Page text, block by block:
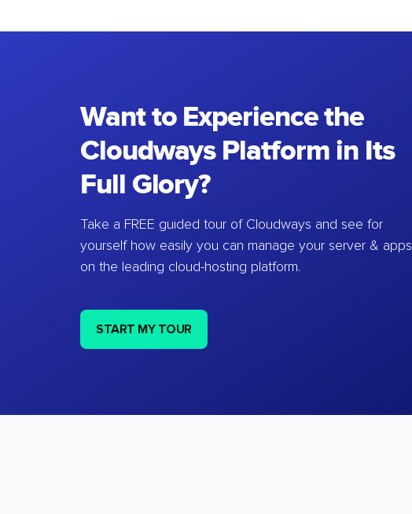
Want to Experience the
Cloudways Platform in Its
Full Glory?
Take a FREE guided tour of Cloudways and see for
yourself how easily you can manage your server & apps
on the leading cloud-hosting platform.
START MY TOUR